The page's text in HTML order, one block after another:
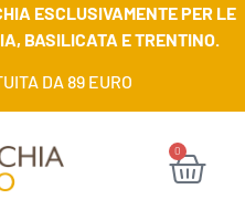
ESCLUSIVAMENTE PER LE
BASILICATA E TRENTINO.
DA 89 EURO
0